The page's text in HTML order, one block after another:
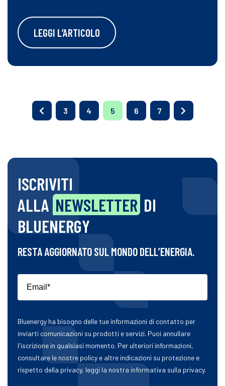
LEGGI L’ARTICOLO
3 4 5 6 7
ISCRIVITI
ALLA NEWSLETTER DI
BLUENERGY
RESTA AGGIORNATO SUL MONDO DELL’ENERGIA.
Bluenergy ha bisogno delle tue informazioni di contatto per
inviarti comunicazioni su prodotti e servizi. Puoi annullare
l'iscrizione in qualsiasi momento. Per ulteriori informazioni,
consultare le nostre policy e altre indicazioni su protezione e
rispetto della privacy, leggi la nostra informativa sulla privacy.